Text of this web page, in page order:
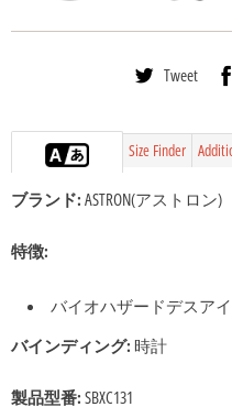
Tweet
Size Finder
ブランド: ASTRON(アストロン)
特徴:
バイオハザードデスア
バインディング: 時計
製品型番: SBXC131